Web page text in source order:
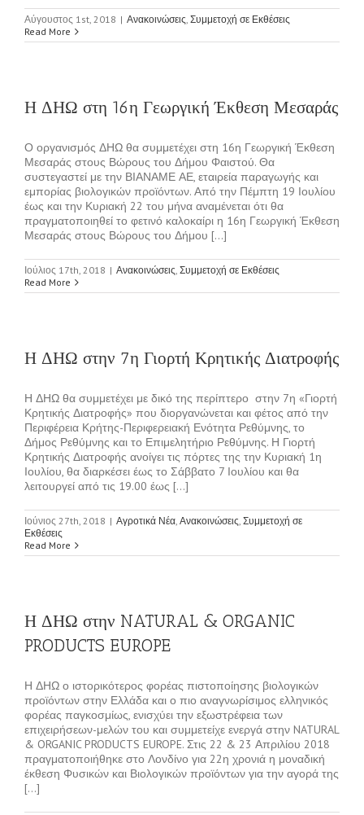
Αύγουστος 1st, 2018 | Ανακοινώσεις Συμμετοχή σε Εκθέσεις
Read More
Η ΔΗΩ στη 16η Γεωργική Έκθεση Μεσαράς
Ο οργανισμός ΔΗΩ θα συμμετέχει στη 16η Γεωργική Έκθεση
Μεσαράς στους Βώρους του Δήμου Φαιστού. Θα
συστεγαστεί με την ΒΙΑΝΑΜΕ ΑΕ, εταιρεία παραγωγής και
εμπορίας βιολογικών προϊόντων. Από την Πέμπτη 19 Ιουλίου
έως και την Κυριακή 22 του μήνα αναμένεται ότι θα
πραγματοποιηθεί το φετινό καλοκαίρι η 16η Γεωργική Έκθεση
Μεσαράς στους Βώρους του Δήμου [...]
Ιούλιος 17th, 2018 | Ανακοινώσεις Συμμετοχή σε Εκθέσεις
Read More
Η ΔΗΩ στην 7η Γιορτή Κρητικής Διατροφής
Η ΔΗΩ θα συμμετέχει με δικό της περίπτερο στην 7η «Γιορτή
Κρητικής Διατροφής» που διοργανώνεται και φέτος από την
Περιφέρεια Κρήτης-Περιφερειακή Ενότητα Ρεθύμνης, το
Δήμος Ρεθύμνης και το Επιμελητήριο Ρεθύμνης. Η Γιορτή
Κρητικής Διατροφής ανοίγει τις πόρτες της την Κυριακή 1η
Ιουλίου, θα διαρκέσει έως το Σάββατο 7 Ιουλίου και θα
λειτουργεί από τις 19.00 έως [...]
Ιούνιος 27th, 2018 | Αγροτικά Νέα Ανακοινώσεις Συμμετοχή σε
Εκθέσεις
Read More
Η ΔΗΩ στην NATURAL & ORGANIC
PRODUCTS EUROPE
Η ΔΗΩ ο ιστορικότερος φορέας πιστοποίησης βιολογικών
προϊόντων στην Ελλάδα και ο πιο αναγνωρίσιμος ελληνικός
φορέας παγκοσμίως, ενισχύει την εξωστρέφεια των
επιχειρήσεων-μελών του και συμμετείχε ενεργά στην NATURAL
& ORGANIC PRODUCTS EUROPE. Στις 22 & 23 Απριλίου 2018
πραγματοποιήθηκε στο Λονδίνο για 22η χρονιά η μοναδική
έκθεση Φυσικών και Βιολογικών προϊόντων για την αγορά της
[...]